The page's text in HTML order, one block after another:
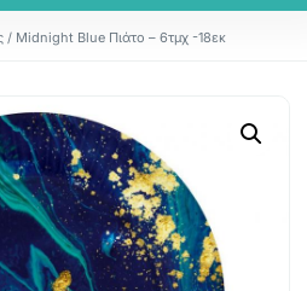
/ Midnight Blue Πιάτο – 6τμχ -18εκ